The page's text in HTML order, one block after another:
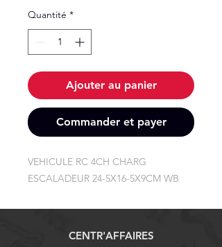
Quantité *
Ajouter au panier
Commander et payer
VEHICULE RC 4CH CHARG
ESCALADEUR 24-5X16-5X9CM WB
CENTR'AFFAIRES